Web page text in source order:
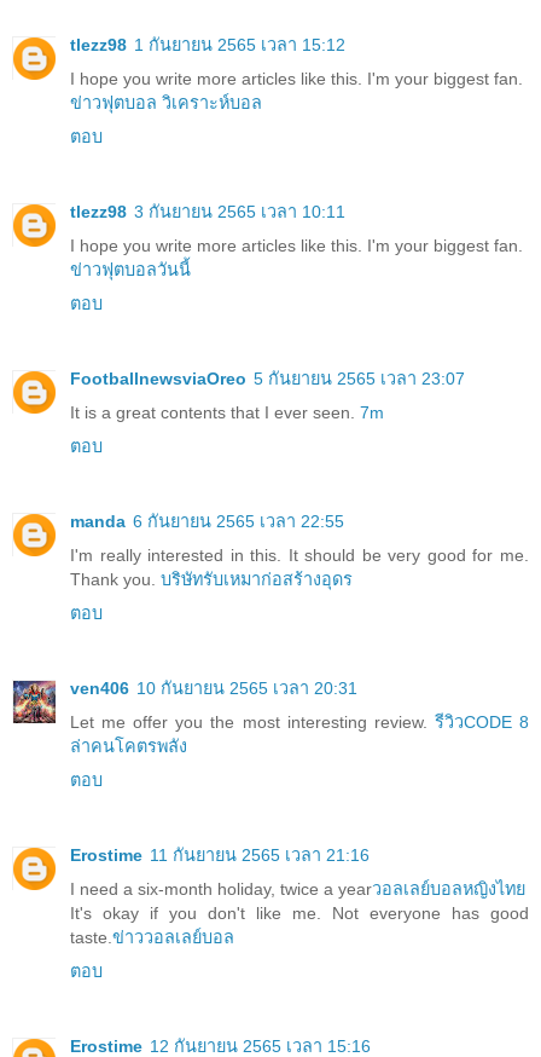
tlezz98 1 กันยายน 2565 เวลา 15:12
I hope you write more articles like this. I'm your biggest fan.
ข่าวฟุตบอล วิเคราะห์บอล
ตอบ
tlezz98 3 กันยายน 2565 เวลา 10:11
I hope you write more articles like this. I'm your biggest fan.
ข่าวฟุตบอลวันนี้
ตอบ
FootballnewsviaOreo 5 กันยายน 2565 เวลา 23:07
It is a great contents that I ever seen. 7m
ตอบ
manda 6 กันยายน 2565 เวลา 22:55
I'm really interested in this. It should be very good for me.
Thank you. บริษัทรับเหมาก่อสร้างอุดร
ตอบ
ven406 10 กันยายน 2565 เวลา 20:31
Let me offer you the most interesting review. รีวิวCODE 8
ล่าคนโคตรพลัง
ตอบ
Erostime 11 กันยายน 2565 เวลา 21:16
I need a six-month holiday, twice a yearวอลเลย์บอลหญิงไทย
It's okay if you don't like me. Not everyone has good
taste. ข่าววอลเลย์บอล
ตอบ
Erostime 12 กันยายน 2565 เวลา 15:16